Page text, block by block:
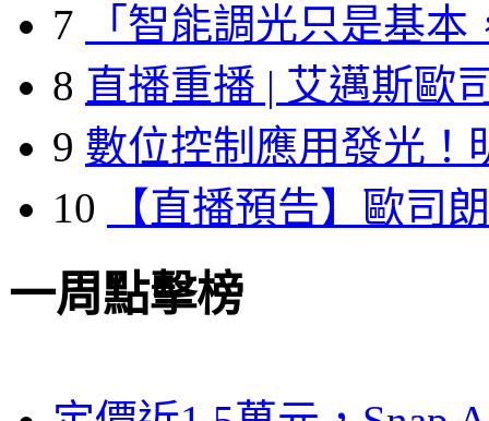
7
「智能調光只是基本
8 直播重播 | 艾邁斯歐
9 數位控制應用發光！
10
【直播預告】歐司
一周點擊榜